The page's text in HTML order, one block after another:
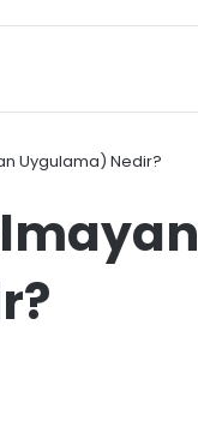
Uygulama) Nedir?